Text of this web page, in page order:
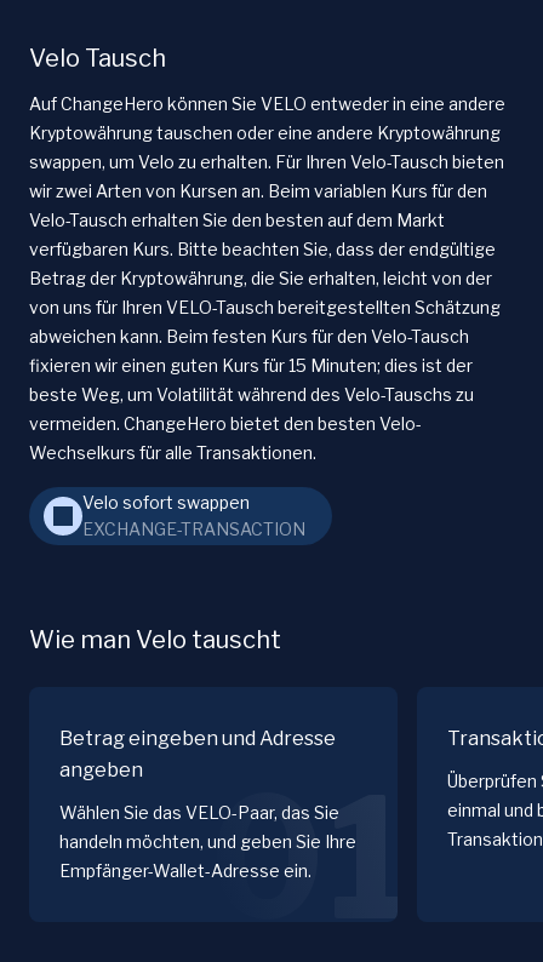
Velo Tausch
Auf ChangeHero können Sie VELO entweder in eine andere
Kryptowährung tauschen oder eine andere Kryptowährung
swappen, um Velo zu erhalten. Für Ihren Velo-Tausch bieten
wir zwei Arten von Kursen an. Beim variablen Kurs für den
Velo-Tausch erhalten Sie den besten auf dem Markt
verfügbaren Kurs. Bitte beachten Sie, dass der endgültige
Betrag der Kryptowährung, die Sie erhalten, leicht von der
von uns für Ihren VELO-Tausch bereitgestellten Schätzung
abweichen kann. Beim festen Kurs für den Velo-Tausch
fixieren wir einen guten Kurs für 15 Minuten; dies ist der
beste Weg, um Volatilität während des Velo-Tauschs zu
vermeiden. ChangeHero bietet den besten Velo-
Wechselkurs für alle Transaktionen.
Velo sofort swappen
EXCHANGE-TRANSACTION
Wie man Velo tauscht
Betrag eingeben und Adresse
angeben
Wählen Sie das VELO-Paar, das Sie
handeln möchten, und geben Sie Ihre
Empfänger-Wallet-Adresse ein.
01
Überprüfen
einmal und